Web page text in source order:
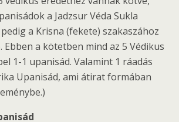
a Jadzsur Véda Sukla
a Krisna (fekete) szakaszához
Ebben a kötetben mind az 5 Védikus
1-1 upanisád. Valamint 1 ráadás
Upanisád, ami átirat formában